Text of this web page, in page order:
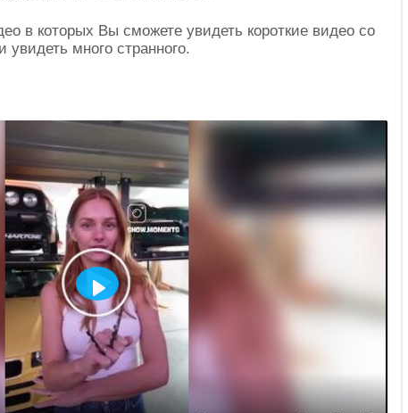
в которых Вы сможете увидеть короткие видео со
много странного.
Воспроизвести